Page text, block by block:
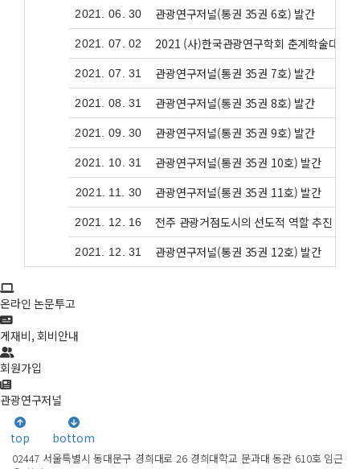
2021. 06. 30 관광연구저널(통권 35권 6호) 발간
2021. 07. 02 2021 (사)한국관광연구학회 춘계학술대회(
2021. 07. 31 관광연구저널(통권 35권 7호) 발간
2021. 08. 31 관광연구저널(통권 35권 8호) 발간
2021. 09. 30 관광연구저널(통권 35권 9호) 발간
2021. 10. 31 관광연구저널(통권 35권 10호) 발간
2021. 11. 30 관광연구저널(통권 35권 11호) 발간
2021. 12. 16 전주 관광거점도시의 선도적 역할 추진 전
2021. 12. 31 관광연구저널(통권 35권 12호) 발간
온라인 논문투고
게재비, 회비안내
회원가입
관광연구저널
top bottom
02447 서울특별시 동대문구 경희대로 26 경희대학교 문과대 동관 610호 임근